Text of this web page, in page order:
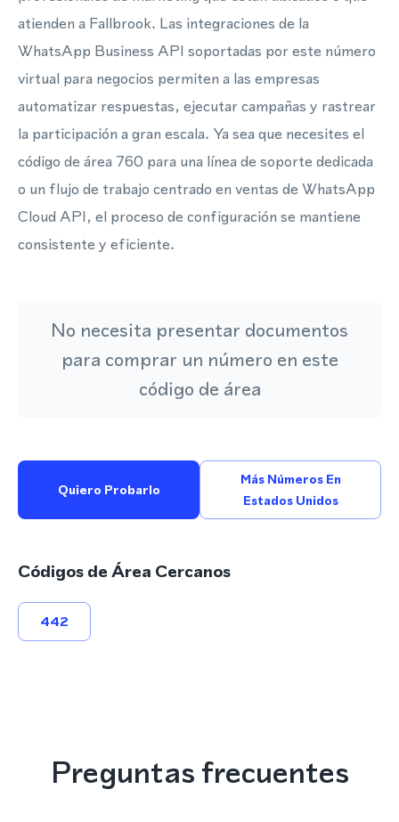
atienden a Fallbrook. Las integraciones de la
WhatsApp Business API soportadas por este número
virtual para negocios permiten a las empresas
automatizar respuestas, ejecutar campañas y rastrear
la participación a gran escala. Ya sea que necesites el
código de área 760 para una línea de soporte dedicada
o un flujo de trabajo centrado en ventas de WhatsApp
Cloud API, el proceso de configuración se mantiene
consistente y eficiente.
No necesita presentar documentos
para comprar un número en este
código de área
Quiero Probarlo
Más Números En
Estados Unidos
Códigos de Área Cercanos
442
Preguntas frecuentes